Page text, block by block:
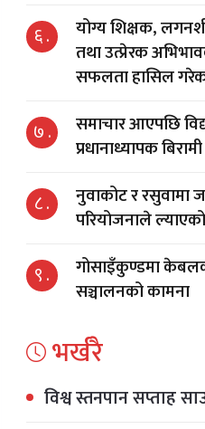
६ .
योग्य शिक्षक,
तथा उत्प्रेरक
सफलता हासिल
७ .
समाचार आएपछि
प्रधानाध्यापक बिरामी
८ .
नुवाकोट र रसुवामा
परियोजनाले
९ .
गोसाइँकुण्डमा
सञ्चालनको कामना
भर्खरै
विश्व स्तनपान सप्ताह